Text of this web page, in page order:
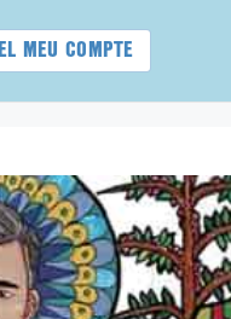
EL MEU COMPTE